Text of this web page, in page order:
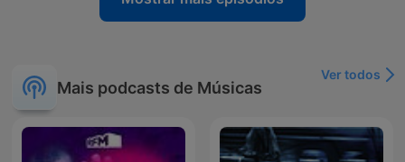
Mais podcasts de Músicas
Ver todos